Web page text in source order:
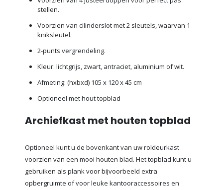
stellen.
Voorzien van cilinderslot met 2 sleutels, waarvan 1
kniksleutel.
2-punts vergrendeling.
Kleur: lichtgrijs, zwart, antraciet, aluminium of wit.
Afmeting: (hxbxd) 105 x 120 x 45 cm
Optioneel met hout topblad
Archiefkast met houten topblad
Optioneel kunt u de bovenkant van uw roldeurkast
voorzien van een mooi houten blad. Het topblad kunt u
gebruiken als plank voor bijvoorbeeld extra
opbergruimte of voor leuke kantooraccessoires en